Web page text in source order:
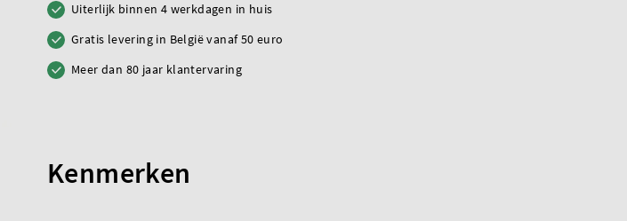
Uiterlijk binnen 4 werkdagen in huis
Gratis levering in België vanaf 50 euro
Meer dan 80 jaar klantervaring
Kenmerken